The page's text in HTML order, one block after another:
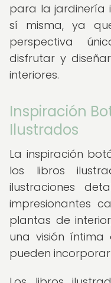
para la jardinería
sí misma, ya
perspectiva
disfrutar y
interiores.
Inspiración
Ilustrados
La inspiración
los libros
ilustraciones
impresionantes
plantas de
una visión
pueden